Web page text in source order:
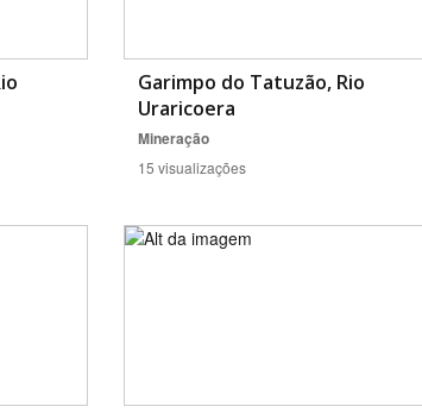
Garimpo do Tatuzão, Rio
Uraricoera
Mineração
15 visualizações